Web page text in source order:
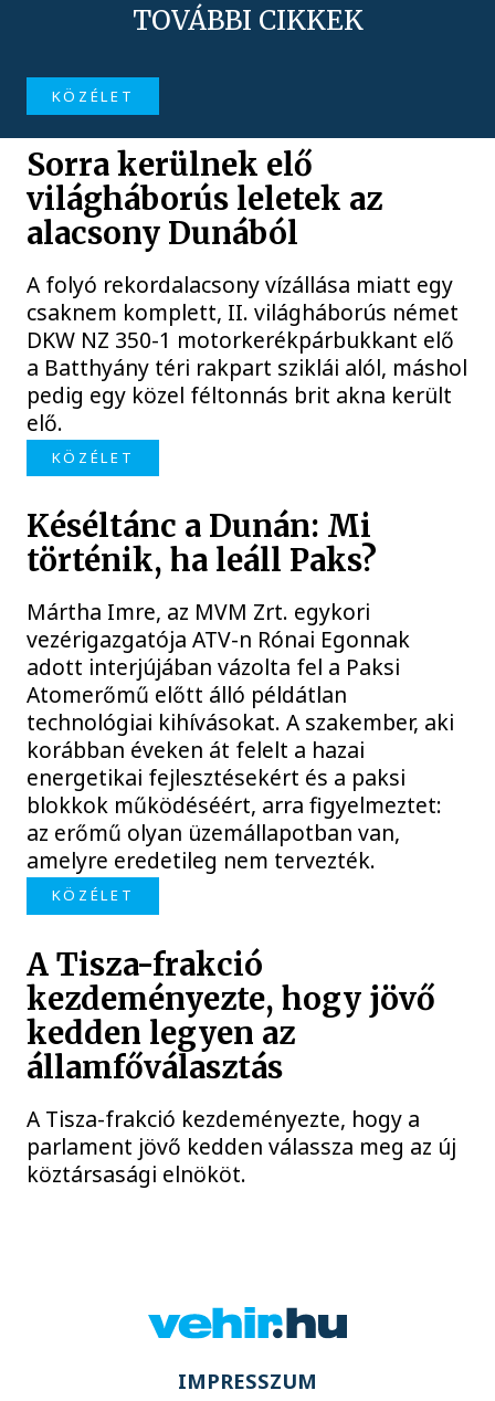
TOVÁBBI CIKKEK
KÖZÉLET
Sorra kerülnek elő
világháborús leletek az
alacsony Dunából
A folyó rekordalacsony vízállása miatt egy
csaknem komplett, II. világháborús német
DKW NZ 350-1 motorkerékpárbukkant elő
a Batthyány téri rakpart sziklái alól, máshol
pedig egy közel féltonnás brit akna került
elő.
KÖZÉLET
Késéltánc a Dunán: Mi
történik, ha leáll Paks?
Mártha Imre, az MVM Zrt. egykori
vezérigazgatója ATV-n Rónai Egonnak
adott interjújában vázolta fel a Paksi
Atomerőmű előtt álló példátlan
technológiai kihívásokat. A szakember, aki
korábban éveken át felelt a hazai
energetikai fejlesztésekért és a paksi
blokkok működéséért, arra figyelmeztet:
az erőmű olyan üzemállapotban van,
amelyre eredetileg nem tervezték.
KÖZÉLET
A Tisza-frakció
kezdeményezte, hogy jövő
kedden legyen az
államfőválasztás
A Tisza-frakció kezdeményezte, hogy a
parlament jövő kedden válassza meg az új
köztársasági elnököt.
IMPRESSZUM